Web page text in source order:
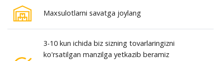
Maxsulotlarni savatga joylang
3-10 kun ichida biz sizning tovarlaringizni
ko'rsatilgan manzilga yetkazib beramiz